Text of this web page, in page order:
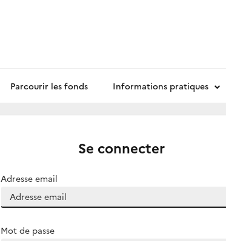
Parcourir les fonds Informations pratiques
Se connecter
Adresse email
Mot de passe